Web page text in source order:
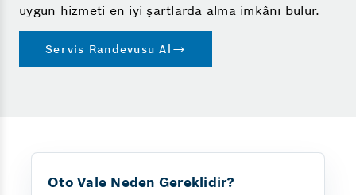
uygun hizmeti en iyi şartlarda alma imkânı bulur.
Servis Randevusu Al
Oto Vale Neden Gereklidir?